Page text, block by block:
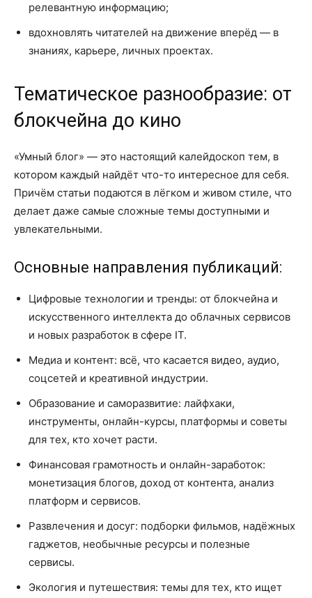
релевантную информацию;
вдохновлять читателей на движение вперёд — в
знаниях, карьере, личных проектах.
Тематическое разнообразие: от
блокчейна до кино
«Умный блог» — это настоящий калейдоскоп тем, в
котором каждый найдёт что-то интересное для себя.
Причём статьи подаются в лёгком и живом стиле, что
делает даже самые сложные темы доступными и
увлекательными.
Основные направления публикаций:
Цифровые технологии и тренды: от блокчейна и
искусственного интеллекта до облачных сервисов
и новых разработок в сфере IT.
Медиа и контент: всё, что касается видео, аудио,
соцсетей и креативной индустрии.
Образование и саморазвитие: лайфхаки,
инструменты, онлайн-курсы, платформы и советы
для тех, кто хочет расти.
Финансовая грамотность и онлайн-заработок:
монетизация блогов, доход от контента, анализ
платформ и сервисов.
Развлечения и досуг: подборки фильмов, надёжных
гаджетов, необычные ресурсы и полезные
сервисы.
Экология и путешествия: темы для тех, кто ищет